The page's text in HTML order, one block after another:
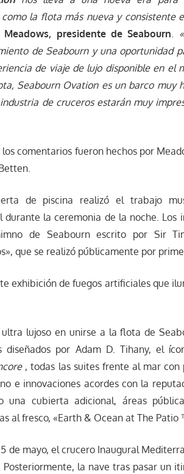
la flota más nueva y consistente
Meadows, presidente de Seabourn.
de Seabourn y una oportunidad
de viaje de lujo disponible en el
Seabourn Ovationes un barco muy
de cruceros estarán muy
comentarios fueron hechos por
de piscina realizó el trabajo
la ceremonia de la noche. Los
de Seabourn escrito por Sir
que se realizó públicamente por
exhibición de fuegos artificiales que
lujoso en unirse a la flota de
por Adam D. Tihany, el
, todas las suites frente al mar con
e innovaciones acordes con la
una cubierta adicional, áreas
al fresco, «Earth & Ocean at The Patio
de mayo, el crucero Inaugural
Posteriormente, la nave tras pasar un